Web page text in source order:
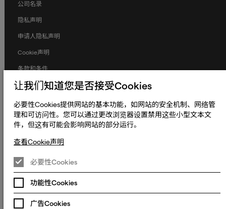
公司名录
隐私声明
申请人隐私声明
Cookie声明
条款和条件
人权与劳工权益
全球政策
无障碍声明
Dublin 18, Dublin Ireland.
31010902003465号
沪**ICP**备**2022022064**号**-1**
沪公网安备**31010902003465**号**
让我们知道您是否接受Cookies
必要性Cookies提供网站的基本功能，如网站的安全机制、网络管
理和可访问性。您可以通过更改浏览器设置禁用这些小型文本文
件，但这有可能会影响网站的部分运行。
查看Cookie声明
必要性Cookies
功能性Cookies
广告Cookies